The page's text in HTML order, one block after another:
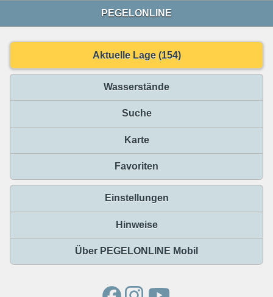
PEGELONLINE
Aktuelle Lage (154)
Wasserstände
Suche
Karte
Favoriten
Einstellungen
Hinweise
Über PEGELONLINE Mobil